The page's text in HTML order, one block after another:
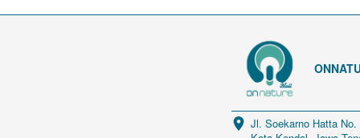
Jl. Soekarno Hatta No.